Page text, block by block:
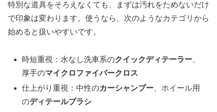
特別な道具をそろえなくても、まずは汚れをためないだけ
で印象は変わります。使うなら、次のようなカテゴリから
始めると扱いやすいです。
時短重視：水なし洗車系のクイックディテーラー
厚手のマイクロファイバークロス
仕上がり重視：中性のカーシャンプー 、ホイール用
のディテールブラシ